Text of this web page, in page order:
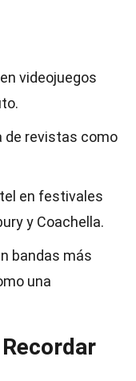
videojuegos
de revistas como
en festivales
y Coachella.
bandas más
una